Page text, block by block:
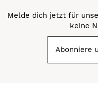
Melde dich jetzt für
keine
Abonniere